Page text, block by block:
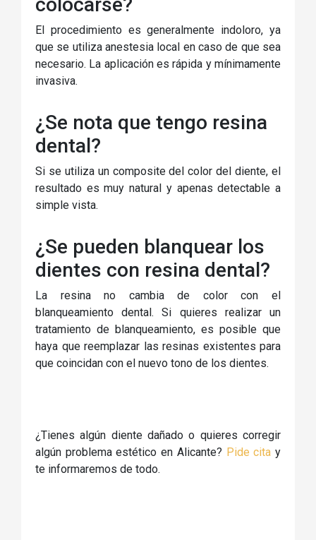
El procedimiento es generalmente indoloro, ya
que se utiliza anestesia local en caso de que sea
necesario. La aplicación es rápida y mínimamente
invasiva.
¿Se nota que tengo resina
dental?
Si se utiliza un composite del color del diente, el
resultado es muy natural y apenas detectable a
simple vista.
¿Se pueden blanquear los
dientes con resina dental?
La resina no cambia de color con el
blanqueamiento dental. Si quieres realizar un
tratamiento de blanqueamiento, es posible que
haya que reemplazar las resinas existentes para
que coincidan con el nuevo tono de los dientes.
¿Tienes algún diente dañado o quieres corregir
algún problema estético en Alicante? Pide cita y
te informaremos de todo.